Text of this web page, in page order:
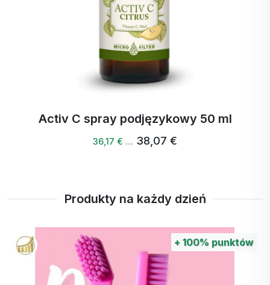
Activ 3 + czarna porzeczka 240 g
54,26 € … 57,11 €
Produkty na każdy dzień
+100% punktów